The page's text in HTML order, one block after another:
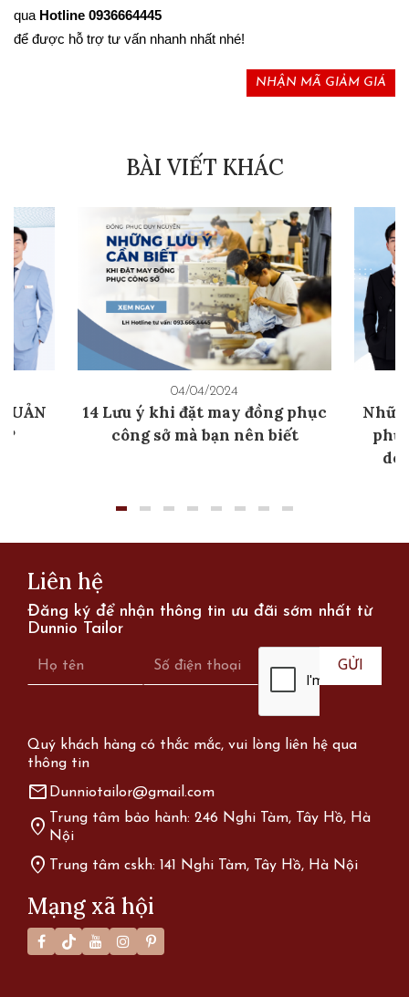
qua Hotline 0936664445
để được hỗ trợ tư vấn nhanh nhất nhé!
NHẬN MÃ GIẢM GIÁ
BÀI VIẾT KHÁC
04/04/2024
14 Lưu ý khi đặt may đồng phục
công sở mà bạn nên biết
Liên hệ
Đăng ký để nhận thông tin ưu đãi sớm nhất từ
Dunnio Tailor
Quý khách hàng có thắc mắc, vui lòng liên hệ qua
thông tin
mail Dunniotailor@gmail.com
location_on Trung tâm bảo hành: 246 Nghi Tàm, Tây Hồ, Hà
Nội
location_on Trung tâm cskh: 141 Nghi Tàm, Tây Hồ, Hà Nội
Mạng xã hội